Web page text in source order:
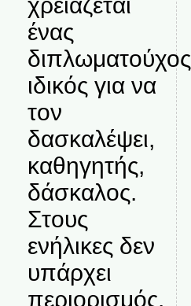
ένας
διπλωματούχος
ιδικός για να
τον
δασκαλέψει,
καθηγητής,
δάσκαλος.
Στους
ενήλικες δεν
υπάρχει
περιορισμός.